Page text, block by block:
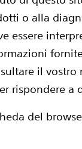
o alla
essere
il vostro
rispondere a
del
un indirizzo